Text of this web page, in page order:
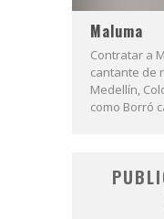
Maluma
Contratar a
cantante de
Medellín,
como Borró